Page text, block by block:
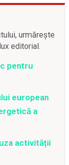
urmărește
editorial.
pentru
european
a
activității